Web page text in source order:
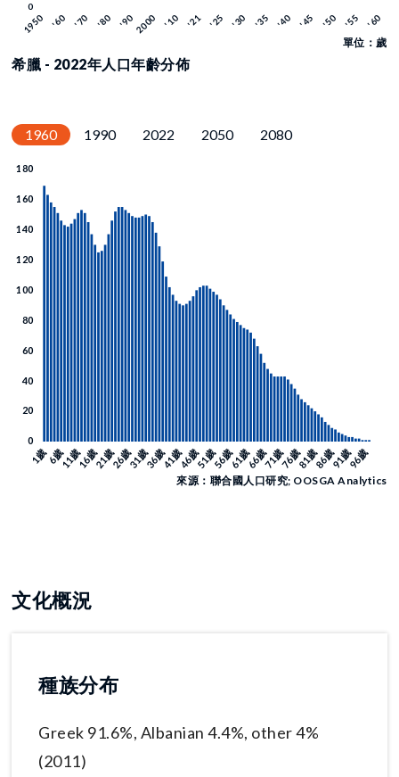
單位：歲
希臘 - 2022年人口年齡分佈
1960 1990 2022 2050 2080
來源：聯合國人口研究; OOSGA Analytics
文化概況
種族分布
Greek 91.6%, Albanian 4.4%, other 4%
(2011)